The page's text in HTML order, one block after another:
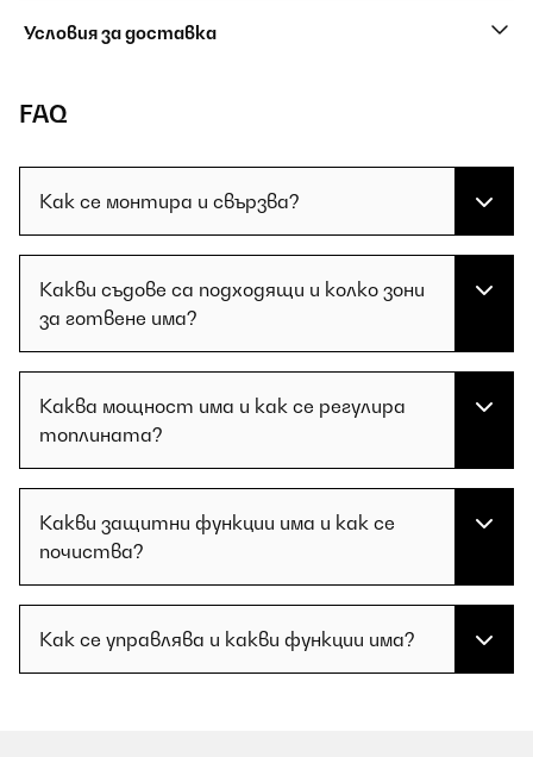
Условия за доставка
FAQ
Как се монтира и свързва?
Какви съдове са подходящи и колко зони
за готвене има?
Каква мощност има и как се регулира
топлината?
Какви защитни функции има и как се
почиства?
Как се управлява и какви функции има?